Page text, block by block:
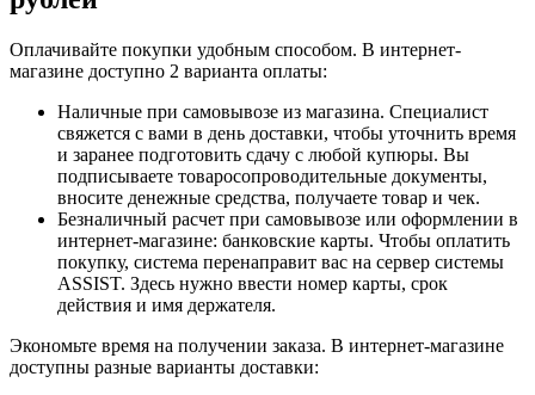
Оплачивайте покупки удобным способом. В интернет-
магазине доступно 2 варианта оплаты:
Наличные при самовывозе из магазина. Специалист
свяжется с вами в день доставки, чтобы уточнить время
и заранее подготовить сдачу с любой купюры. Вы
подписываете товаросопроводительные документы,
вносите денежные средства, получаете товар и чек.
Безналичный расчет при самовывозе или оформлении в
интернет-магазине: банковские карты. Чтобы оплатить
покупку, система перенаправит вас на сервер системы
ASSIST. Здесь нужно ввести номер карты, срок
действия и имя держателя.
Экономьте время на получении заказа. В интернет-магазине
доступны разные варианты доставки: